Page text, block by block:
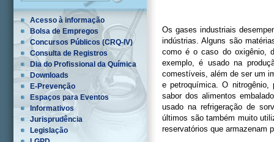
Acesso à informação
Bolsa de Empregos
Concursos Públicos (CRQ-IV)
Consulta de Registros
Dia do Profissional da Química
Downloads
E-Prevenção
Espaços para Eventos
Informativos
Jurisprudência
Legislação
Os gases industriais
indústrias. Alguns são
como é o caso do oxigênio,
exemplo, é usado na
comestíveis, além de ser um
e petroquímica. O
sabor dos alimentos
usado na refrigeração de
últimos são também muito
reservatórios que armazenam